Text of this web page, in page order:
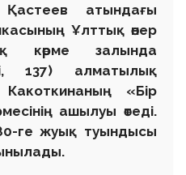
атындағы
Ұлттық өнер
көрме залында
137) алматылық
«Бір
ашылуы өтеді.
ге жуық туындысы